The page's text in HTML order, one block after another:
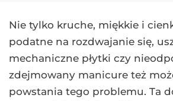
Nie tylko kruche, miękkie i
podatne na rozdwajanie się,
mechaniczne płytki czy
zdejmowany manicure też
powstania tego problemu. Ta